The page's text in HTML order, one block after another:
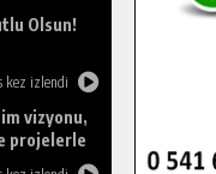
Olsun!
kez izlendi
vizyonu,
projelerle